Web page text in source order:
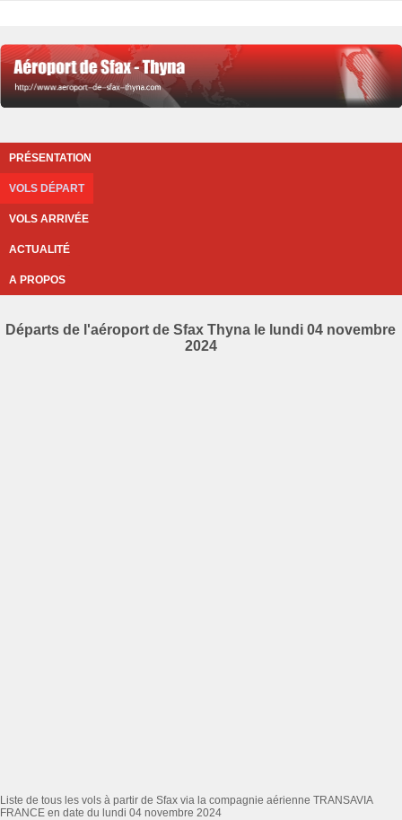
PRÉSENTATION
VOLS DÉPART
VOLS ARRIVÉE
ACTUALITÉ
A PROPOS
Départs de l'aéroport de Sfax Thyna le lundi 04 novembre
2024
Liste de tous les vols à partir de Sfax via la compagnie aérienne TRANSAVIA
FRANCE en date du lundi 04 novembre 2024